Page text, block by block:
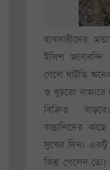
ব্যবসায়ীদের
ইলিশ জালবন্দি
গেলে ঘাটতি
ও খুচরো বাজারে
বিক্রিও
বাঙালিদের
সুখের দিন। একটু
কিন্তু পেলেন